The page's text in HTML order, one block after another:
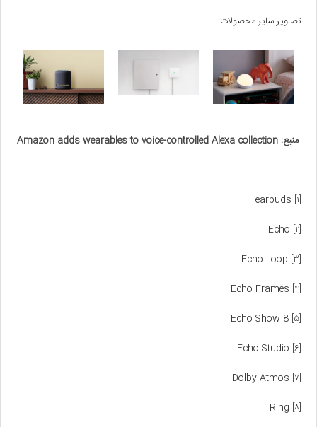
تصاویر سایر محصولات:
منبع: Amazon adds wearables to voice-controlled Alexa collection
[۱]
[۲]
[۳]
[۴]
[۵]
Echo Show 8
[۶]
[۷]
[۸]